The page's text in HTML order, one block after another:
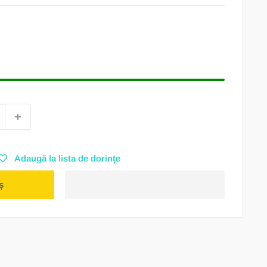
Adaugă la lista de dorințe